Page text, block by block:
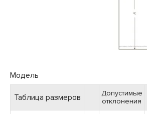
Модель
Таблица размеров
Допустимые
отклонения